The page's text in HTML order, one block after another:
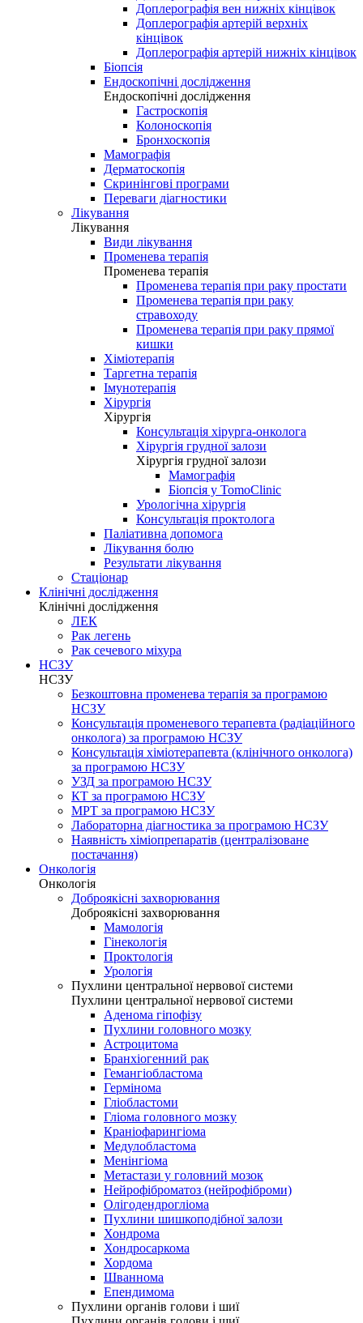
Доплерографія вен нижніх кінцівок
Доплерографія артерій верхніх
кінцівок
Доплерографія артерій нижніх кінцівок
Біопсія
Ендоскопічні дослідження
Ендоскопічні дослідження
Гастроскопія
Колоноскопія
Бронхоскопія
Мамографія
Дерматоскопія
Скринінгові програми
Переваги діагностики
Лікування
Лікування
Види лікування
Променева терапія
Променева терапія
Променева терапія при раку простати
Променева терапія при раку
стравоходу
Променева терапія при раку прямої
кишки
Хіміотерапія
Таргетна терапія
Імунотерапія
Хірургія
Хірургія
Консультація хірурга-онколога
Хірургія грудної залози
Хірургія грудної залози
Мамографія
Біопсія у TomoClinic
Урологічна хірургія
Консультація проктолога
Паліативна допомога
Лікування болю
Результати лікування
Стаціонар
Клінічні дослідження
Клінічні дослідження
ЛЕК
Рак легень
Рак сечевого міхура
НСЗУ
НСЗУ
Безкоштовна променева терапія за програмою
НСЗУ
Консультація променевого терапевта (радіаційного
онколога) за програмою НСЗУ
Консультація хіміотерапевта (клінічного онколога)
за програмою НСЗУ
УЗД за програмою НСЗУ
КТ за програмою НСЗУ
МРТ за програмою НСЗУ
Лабораторна діагностика за програмою НСЗУ
Наявність хіміопрепаратів (централізоване
постачання)
Онкологія
Онкологія
Доброякісні захворювання
Доброякісні захворювання
Мамологія
Гінекологія
Проктологія
Урологія
Пухлини центральної нервової системи
Пухлини центральної нервової системи
Аденома гіпофізу
Пухлини головного мозку
Астроцитома
Бранхіогенний рак
Гемангіобластома
Гермінома
Гліобластоми
Гліома головного мозку
Краніофарингіома
Медулобластома
Менінгіома
Метастази у головний мозок
Нейрофіброматоз (нейрофіброми)
Олігодендрогліома
Пухлини шишкоподібної залози
Хондрома
Хондросаркома
Хордома
Шваннома
Епендимома
Пухлини органів голови і шиї